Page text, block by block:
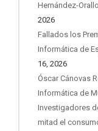
Hernández-
2026
Fallados los
Informática de
16, 2026
Óscar Cánovas
Informática de
Investigadores
mitad el